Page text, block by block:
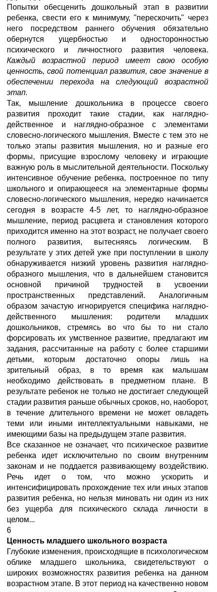
Попытки обесценить дошкольный этап в развитии
ребенка, свести его к минимуму, "перескочить" через
него посредством раннего обучения обязательно
обернутся ущербностью и односторонностью
психического и личностного развития человека.
Каждый возрастной период имеет свою особую
ценность, свой потенциал развития, свое значение в
обеспечении перехода на следующий возрастной
этап.
Так, мышление дошкольника в процессе своего
развития проходит такие стадии, как наглядно-
действенное и наглядно-образное с элементами
словесно-логического мышления. Вместе с тем это не
только этапы развития мышления, но и разные его
формы, присущие взрослому человеку и играющие
важную роль в мыслительной деятельности. Поскольку
интенсивное обучение ребенка, построенное по типу
школьного и опирающееся на элементарные формы
словесно-логического мышления, нередко начинается
сегодня в возрасте 4-5 лет, то наглядно-образное
мышление, период расцвета и становления которого
приходится именно на этот возраст, не получает своего
полного развития, вытесняясь логическим. В
результате у этих детей уже при поступлении в школу
обнаруживается низкий уровень развития наглядно-
образного мышления, что в дальнейшем становится
основной причиной трудностей в усвоении
пространственных представлений. Аналогичным
образом зачастую игнорируется специфика наглядно-
действенного мышления: родители младших
дошкольников, стремясь во что бы то ни стало
форсировать их умственное развитие, предлагают им
задания, рассчитанные на работу с более старшими
детьми, которым достаточно опоры лишь на
зрительный образ, в то время как малышам
необходимо действовать в предметном плане. В
результате ребенок не только не достигает следующей
стадии развития раньше обычных сроков, но, наоборот,
в течение длительного времени не может овладеть
теми или иными интеллектуальными навыками, не
имеющими базы на предыдущем этапе развития.
Все сказанное не означает, что психическое развитие
ребенка идет исключительно по своим внутренним
законам и не поддается развивающему воздействию.
Речь идет о том, что можно ускорить и
интенсифицировать прохождение тех или иных этапов
развития ребенка, но нельзя миновать ни один из них
без ущерба для психического склада личности в
целом...
6
Ценность младшего школьного возраста
Глубокие изменения, происходящие в психологическом
облике младшего школьника, свидетельствуют о
широких возможностях развития ребенка на данном
возрастном этапе. В этот период на качественно новом